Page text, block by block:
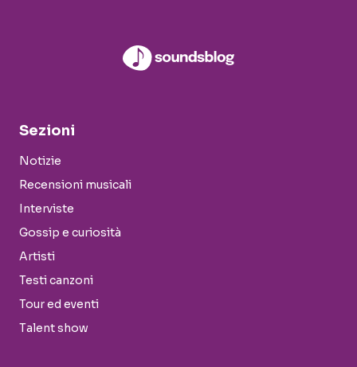
Sezioni
Notizie
Recensioni musicali
Interviste
Gossip e curiosità
Artisti
Testi canzoni
Tour ed eventi
Talent show